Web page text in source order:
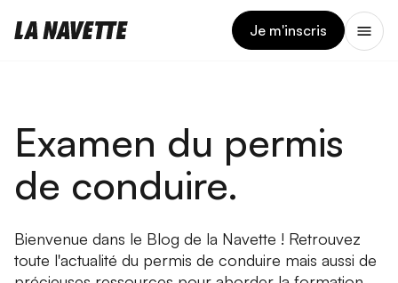
Je m'inscris
Examen du permis
de conduire.
Bienvenue dans le Blog de la Navette ! Retrouvez
toute l'actualité du permis de conduire mais aussi de